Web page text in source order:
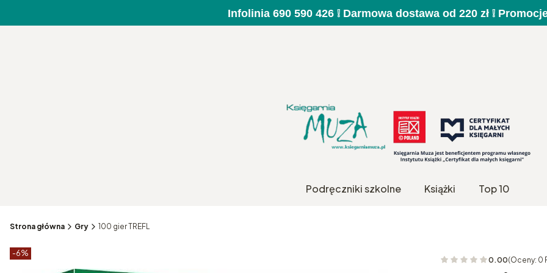
Infolinia 690 590 426 ❕ Darmowa dostawa od 220 zł ❕
Podręczniki szkolne Książki Top 10
Strona główna Gry 100 gier TREFL
Etykiety produktu
-6%
0.00(Oceny: 0